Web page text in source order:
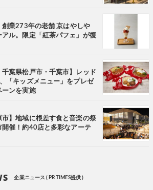
創業273年の老舗 京はやしや
アル。限定「紅茶パフェ」が復
千葉県松戸市・千葉市】レッド
「キッズメニュー」をプレゼ
ーンを実施
市】地域に根差す食と音楽の祭
開催！約40店と多彩なアーテ
企業ニュース ( PR TIMES提供 )